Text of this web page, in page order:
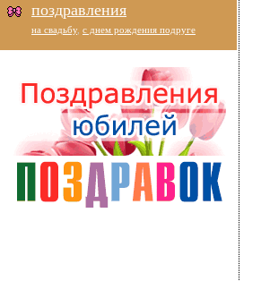
поздравления
на свадьбу, с днем рождения подруге